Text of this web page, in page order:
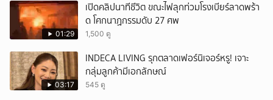
01:29
เปิดคลิปนาทีชีวิต ขณะไฟลุกท่วมโรงเบียร์ลาดพร้า
ด โศกนาฏกรรมดับ 27 ศพ
1,500 ดู
03:17
INDECA LIVING รุกตลาดเฟอร์นิเจอร์หรู! เจาะ
กลุ่มลูกค้ามีเอกลักษณ์
545 ดู